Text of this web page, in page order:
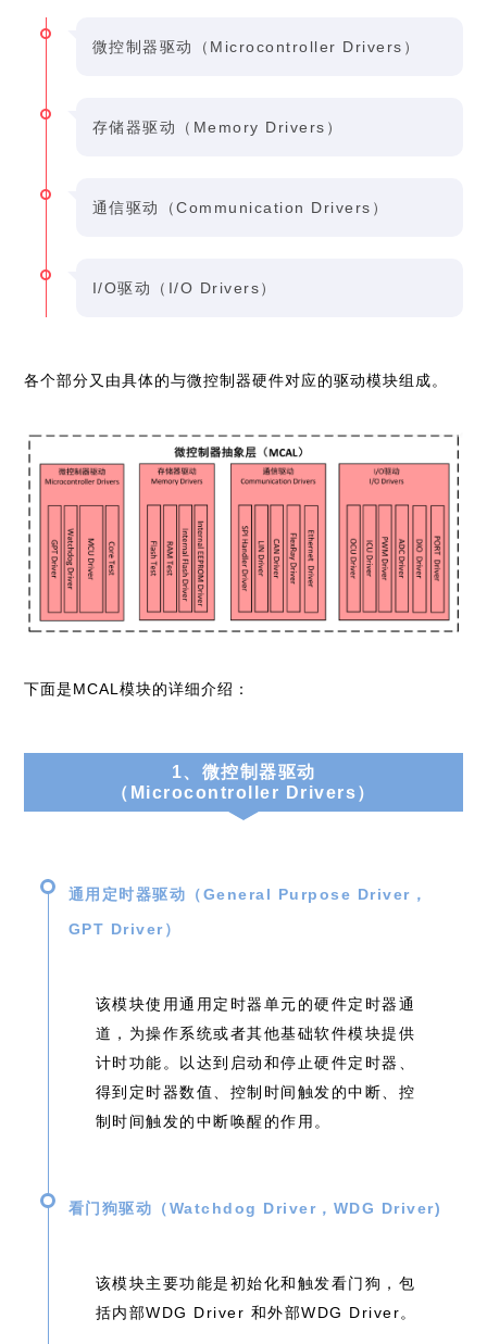
微控制器驱动（Microcontroller Drivers）
存储器驱动（Memory Drivers）
通信驱动（Communication Drivers）
I/O驱动（I/O Drivers）
各个部分又由具体的与微控制器硬件对应的驱动模块组成。
下面是MCAL模块的详细介绍：
1、微控制器驱动
（Microcontroller Drivers）
通用定时器驱动（General Purpose Driver，
GPT Driver）
该模块使用通用定时器单元的硬件定时器通
道，为操作系统或者其他基础软件模块提供
计时功能。以达到启动和停止硬件定时器、
得到定时器数值、控制时间触发的中断、控
制时间触发的中断唤醒的作用。
看门狗驱动（Watchdog Driver，WDG Driver)
该模块主要功能是初始化和触发看门狗，包
括内部WDG Driver 和外部WDG Driver。